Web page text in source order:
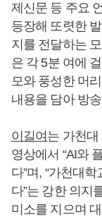
제신문 등 주요
등장해 또렷한
지를 전달하는
은 각 5분 여에
모와 풍성한 머
내용을 담아 방
이길여 는 가천대
영상에서 “AI와
다”며, “가천대
다”는 강한 의지
미소를 지으며